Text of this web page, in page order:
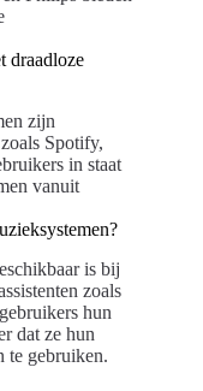
draadloze
zijn
Spotify,
in staat
vanuit
is bij
zoals
hun
dat ze hun
te gebruiken.